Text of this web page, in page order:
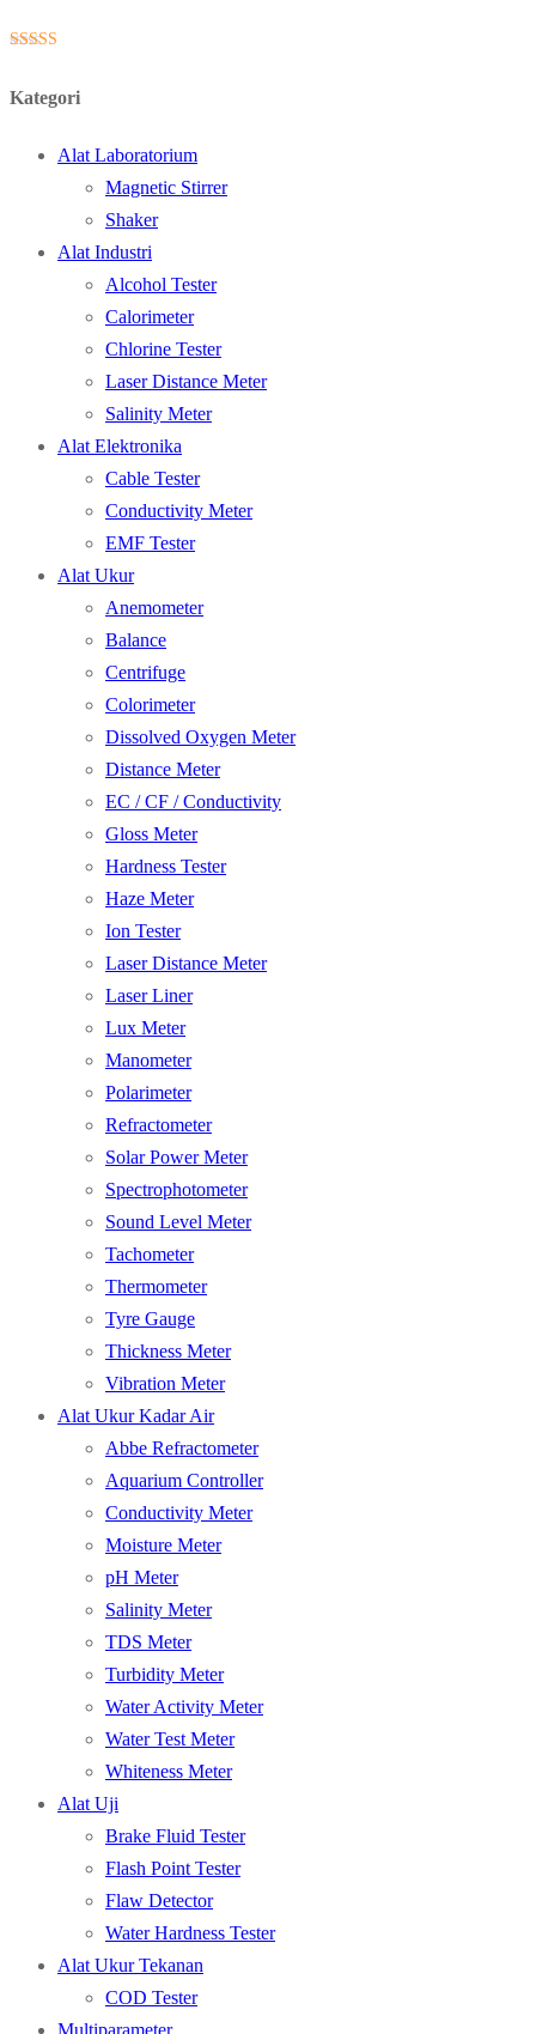
Kategori
Alat Laboratorium
Magnetic Stirrer
Shaker
Alat Industri
Alcohol Tester
Calorimeter
Chlorine Tester
Laser Distance Meter
Salinity Meter
Alat Elektronika
Cable Tester
Conductivity Meter
EMF Tester
Alat Ukur
Anemometer
Balance
Centrifuge
Colorimeter
Dissolved Oxygen Meter
Distance Meter
EC / CF / Conductivity
Gloss Meter
Hardness Tester
Haze Meter
Ion Tester
Laser Distance Meter
Laser Liner
Lux Meter
Manometer
Polarimeter
Refractometer
Solar Power Meter
Spectrophotometer
Sound Level Meter
Tachometer
Thermometer
Tyre Gauge
Thickness Meter
Vibration Meter
Alat Ukur Kadar Air
Abbe Refractometer
Aquarium Controller
Conductivity Meter
Moisture Meter
pH Meter
Salinity Meter
TDS Meter
Turbidity Meter
Water Activity Meter
Water Test Meter
Whiteness Meter
Alat Uji
Brake Fluid Tester
Flash Point Tester
Flaw Detector
Water Hardness Tester
Alat Ukur Tekanan
COD Tester